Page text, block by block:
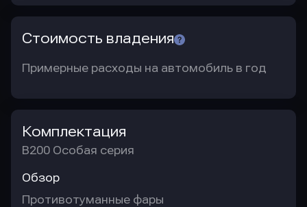
Стоимость владения
Примерные расходы на автомобиль в год
Комплектация
B200 Особая серия
Обзор
Противотуманные фары